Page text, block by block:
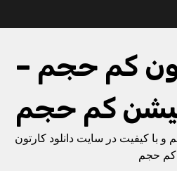
کم حجم –
کم حجم
و با کیفیت در سایت دانلود کارتون
کم حجم